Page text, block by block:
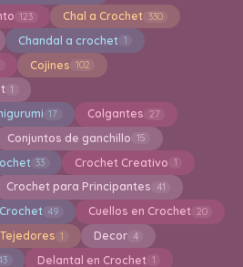
123 Chal a Crochet 330
Chandal a crochet 1
Cojines 102
1
17 Colgantes 27
Conjuntos de ganchillo 15
33 Crochet Creativo 1
Crochet para Principantes 41
49 Cuellos en Crochet 20
1 Decor 4
Delantal en Crochet 1